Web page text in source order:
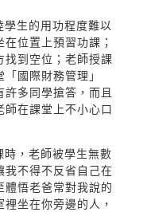
生的用功程度難以
位置上預習功課；
找到空位；老師授課
國際財務管理」
多同學搶答，而且
在課堂上不小心口
，老師被學生無數
我不得不反省自己在
悟老爸常對我說的
裡坐在你旁邊的人，